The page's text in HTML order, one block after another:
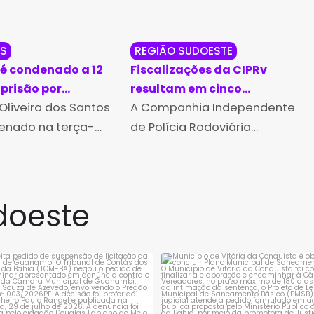
condenado a 12
por
em Vitória da
dos Santos
na terça-
a
realizada pelo
REGIÃO SUDOESTE
Fiscalizações da CIPRv
resultam em cinco
apreensões de
mercadorias irregulares
A Companhia Independente
de Polícia Rodoviária
Sussuarana, no domingo
(21) e na
pedido de suspensão de
licitação da...
1 0
Município de Vitória da
obrigado a...
1 0